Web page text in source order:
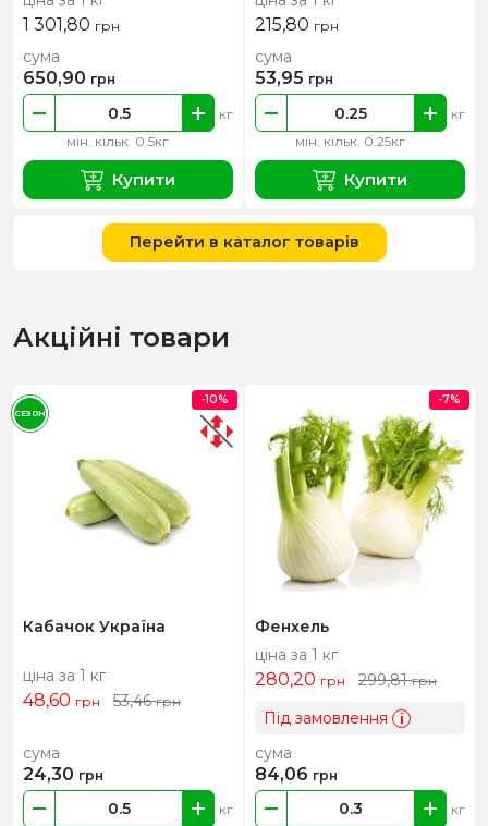
1 301,80 грн
мін. кільк. 0.5кг
кг
сума
650,90 грн
Купити
215,80 грн
мін. кільк. 0.25кг
кг
сума
53,95 грн
Купити
Перейти в каталог товарів
Акційні товари
Кабачок Україна
ціна за 1 кг
48,60 грн 53,46грн
кг
сума
24,30 грн
-10%
СЕЗОН
Фенхель
ціна за 1 кг
280,20 грн 299,81грн
Під замовлення i
кг
сума
84,06 грн
-7%